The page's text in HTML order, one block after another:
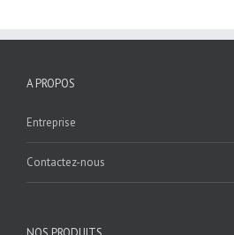
A PROPOS
Entreprise
Contactez-nous